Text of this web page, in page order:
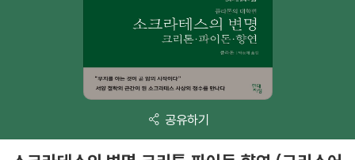
공유하기